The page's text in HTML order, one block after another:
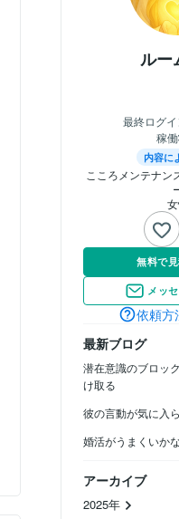
ルー
最終ログイ
稼
内容に
こころメンテナン
無料で
メッ
依頼方
最新ブログ
潜在意識のブロッ
け取る
彼の言動が気に入
婚活がうまくいか
アーカイブ
2025年